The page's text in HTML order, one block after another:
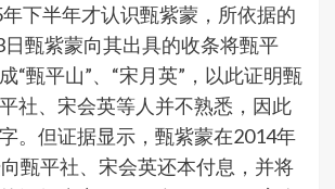
下半年才认识甄紫蒙，所依据的
甄紫蒙向其出具的收条将甄平
“甄平山”、“宋月英”，以此证明甄
社、宋会英等人并不熟悉，因此
。但证据显示，甄紫蒙在2014年
甄平社、宋会英还本付息，并将